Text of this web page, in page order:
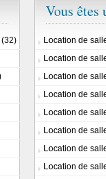
(32)
Vous
Location de
Location de
Location de
Location de
Location de
Location de
Location de
Location de